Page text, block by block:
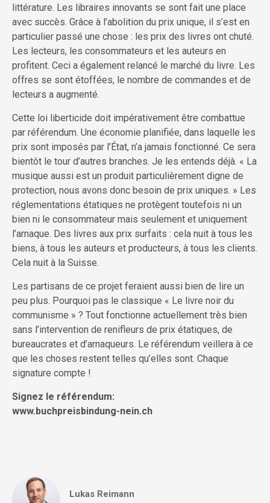
littérature. Les libraires innovants se sont fait une place
avec succès. Grâce à l’abolition du prix unique, il s’est en
particulier passé une chose : les prix des livres ont chuté.
Les lecteurs, les consommateurs et les auteurs en
profitent. Ceci a également relancé le marché du livre. Les
offres se sont étoffées, le nombre de commandes et de
lecteurs a augmenté.
Cette loi liberticide doit impérativement être combattue
par référendum. Une économie planifiée, dans laquelle les
prix sont imposés par l’État, n’a jamais fonctionné. Ce sera
bientôt le tour d’autres branches. Je les entends déjà. « La
musique aussi est un produit particulièrement digne de
protection, nous avons donc besoin de prix uniques. » Les
réglementations étatiques ne protègent toutefois ni un
bien ni le consommateur mais seulement et uniquement
l’arnaque. Des livres aux prix surfaits : cela nuit à tous les
biens, à tous les auteurs et producteurs, à tous les clients.
Cela nuit à la Suisse.
Les partisans de ce projet feraient aussi bien de lire un
peu plus. Pourquoi pas le classique « Le livre noir du
communisme » ? Tout fonctionne actuellement très bien
sans l’intervention de renifleurs de prix étatiques, de
bureaucrates et d’arnaqueurs. Le référendum veillera à ce
que les choses restent telles qu’elles sont. Chaque
signature compte !
Signez le référendum:
www.buchpreisbindung-nein.ch
Lukas Reimann